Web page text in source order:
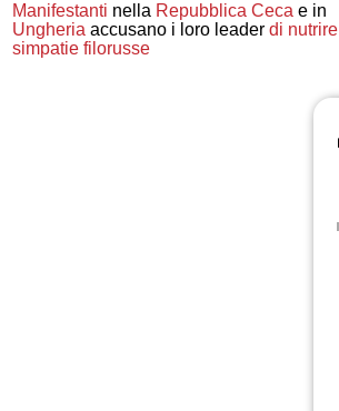
Manifestanti nella Repubblica Ceca e in
Ungheria accusano i loro leaderdi nutrire
simpatie filorusse